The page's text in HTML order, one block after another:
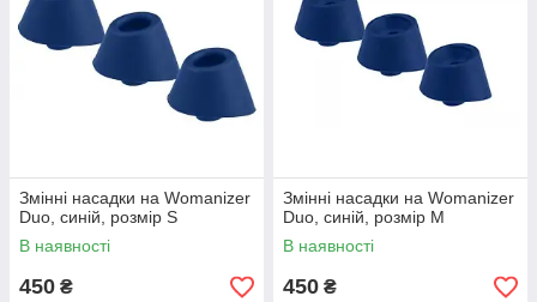
Змінні насадки на Womanizer
Duo, синій, розмір S
В наявності
450 ₴
Змінні насадки на Womanizer
Duo, синій, розмір M
В наявності
450 ₴